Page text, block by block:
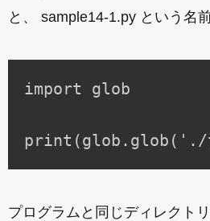
と、 sample14-1.py という名
import glob
プログラムと同じディレクト